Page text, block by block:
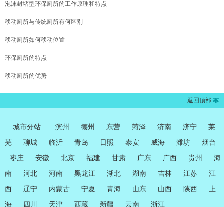
泡沫封堵型环保厕所的工作原理和特点
移动厕所与传统厕所有何区别
移动厕所如何移动位置
环保厕所的特点
移动厕所的优势
返回顶部
城市分站 滨州 德州 东营 菏泽 济南 济宁
莱
芜
聊城 临沂 青岛 日照 泰安 威海 潍坊
烟台
枣庄
安徽 北京 福建 甘肃 广东 广西 贵州
海
南
河北 河南 黑龙江 湖北 湖南 吉林 江苏
江
西
辽宁 内蒙古 宁夏 青海 山东 山西 陕西
上
海
四川 天津 西藏 新疆 云南 浙江